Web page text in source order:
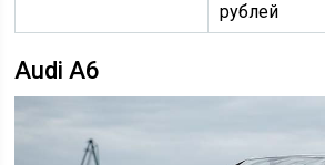
рублей
Audi A6